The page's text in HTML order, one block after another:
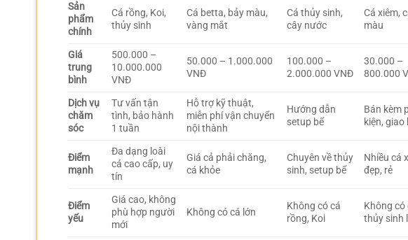
Sản
phẩm
chính
Cá rồng, Koi,
thủy sinh
Cá betta, bảy màu,
vàng mắt
Cá thủy sinh,
cây nước
Cá xiêm,
màu
Giá
trung
bình
500.000 –
10.000.000
VNĐ
50.000 – 1.000.000
VNĐ
100.000 –
2.000.000 VNĐ
30.000 –
800.000
Dịch vụ
chăm
sóc
Tư vấn tận
tình, bảo hành
1 tuần
Hỗ trợ kỹ thuật,
miễn phí vận chuyển
nội thành
Hướng dẫn
setup bể
Bán kèm
kiện, giao
Điểm
mạnh
Đa dạng loài
cá cao cấp, uy
tín
Giá cả phải chăng,
cá khỏe
Chuyên về thủy
sinh, setup bể
Nhiều cá
đẹp, rẻ
Điểm
yếu
Giá cao, không
phù hợp người
mới
Không có cá lớn
Không có cá
rồng, Koi
Không có
thủy sinh